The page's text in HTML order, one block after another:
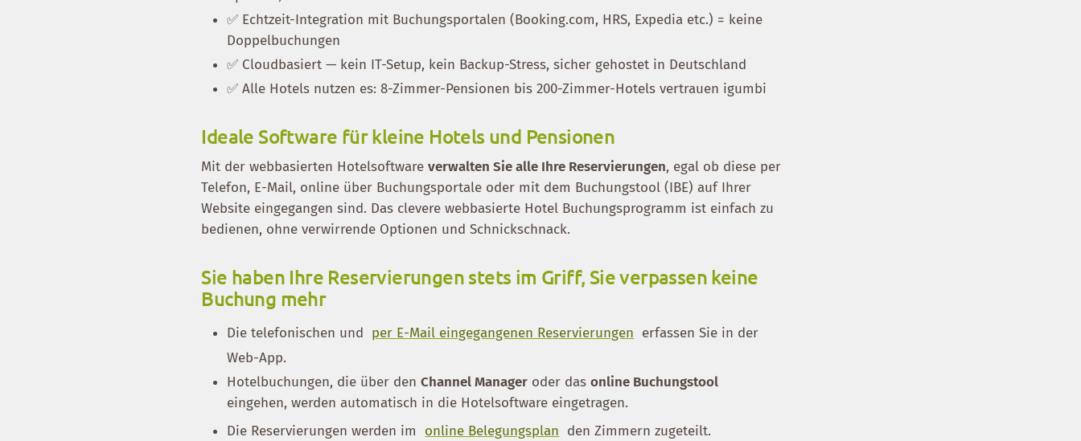
✅ Echtzeit-Integration mit Buchungsportalen (Booking.com, HRS, Expedia etc.) = keine
Doppelbuchungen
✅ Cloudbasiert — kein IT-Setup, kein Backup-Stress, sicher gehostet in Deutschland
✅ Alle Hotels nutzen es: 8-Zimmer-Pensionen bis 200-Zimmer-Hotels vertrauen igumbi
Ideale Software für kleine Hotels und Pensionen
Mit der webbasierten Hotelsoftwareverwalten Sie alle Ihre Reservierungen, egal ob diese per
Telefon, E-Mail, online über Buchungsportale oder mit dem Buchungstool (IBE) auf Ihrer
Website eingegangen sind. Das clevere webbasierte Hotel Buchungsprogramm ist einfach zu
bedienen, ohne verwirrende Optionen und Schnickschnack.
Sie haben Ihre Reservierungen stets im Griff, Sie verpassen keine
Buchung mehr
Die telefonischen und per E-Mail eingegangenen Reservierungen erfassen Sie in der
Web-App.
Hotelbuchungen, die über denChannel Manager oder dasonline Buchungstool
eingehen, werden automatisch in die Hotelsoftware eingetragen.
Die Reservierungen werden im
online Belegungsplan den Zimmern zugeteilt.